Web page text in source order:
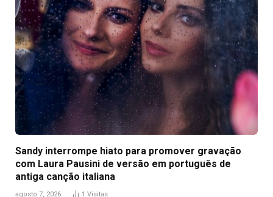
Sandy interrompe hiato para promover gravação
com Laura Pausini de versão em português de
antiga canção italiana
agosto 7, 2026 1 Visitas